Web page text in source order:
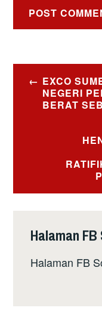
Post
navigation
EXCO
NEGERI
BERAT
Halaman
Halaman FB